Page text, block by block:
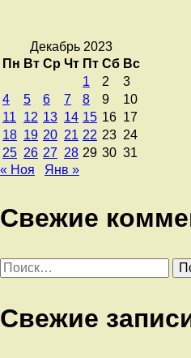
Декабрь 2023
Пн Вт Ср Чт Пт Сб Вс
1
2
3
4
5 6 7 8 9
10
11
12 13 14 15 16 17
18 19 20 21 22 23 24
25 26 27 28 29 30 31
« Ноя
Янв »
Свежие
Найти:
Свежие